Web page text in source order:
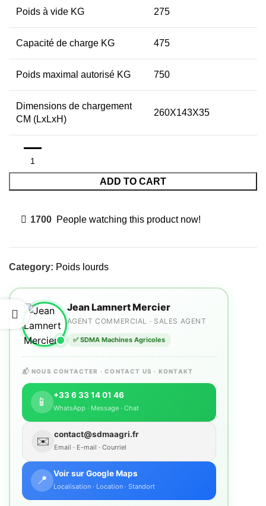
Poids à vide KG 275
Capacité de charge KG 475
Poids maximal autorisé KG 750
Dimensions de chargement
CM (LxLxH)
260X143X35
ADD TO CART
1700 People watching this product now!
Category: Poids lourds
Jean Lamnert Mercier
AGENT COMMERCIAL · SALES AGENT
✅ SDMA Machines Agricoles
📬 NOUS CONTACTER · CONTACT US · KONTAKT
📱
+33 6 33 14 01 46
WhatsApp · Message · Chat
✉️
contact@sdmaagri.fr
Email · E-mail · Courriel
📍
Voir sur Google Maps
Localisation · Location · Standort